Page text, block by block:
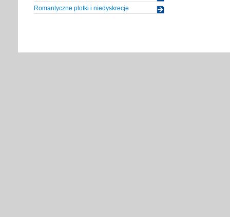
Romantyczne plotki i niedyskrecje